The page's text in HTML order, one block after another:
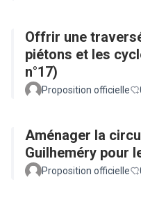
Offrir une
piétons et les
n°17)
Proposition officielle
Aménager la
Guilheméry pour
Proposition officielle